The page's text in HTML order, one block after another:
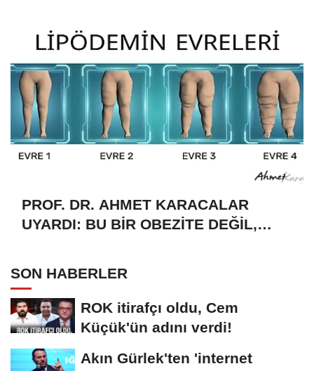
PROF. DR. AHMET KARACALAR
UYARDI: BU BİR OBEZİTE DEĞİL,
SON HABERLER
ROK itirafçı oldu, Cem
Küçük'ün adını verdi!
Akın Gürlek'ten 'internet